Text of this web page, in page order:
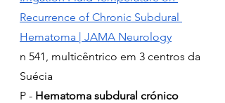
Recurrence of Chronic Subdural
Hematoma | JAMA Neurology
n 541, multicêntrico em 3 centros da
Suécia
P - Hematoma subdural crónico